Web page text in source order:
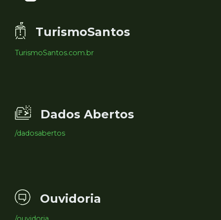
TurismoSantos
TurismoSantos.com.br
Dados Abertos
/dadosabertos
Ouvidoria